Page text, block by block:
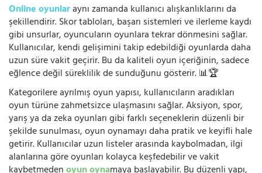
Online oyunlaraynı zamanda kullanıcı alışkanlıklarını da
şekillendirir. Skor tabloları, başarı sistemleri ve ilerleme kaydı
gibi unsurlar, oyuncuların oyunlara tekrar dönmesini sağlar.
Kullanıcılar, kendi gelişimini takip edebildiği oyunlarda daha
uzun süre vakit geçirir. Bu da kaliteli oyun içeriğinin, sadece
eğlence değil süreklilik de sunduğunu gösterir. 📊🏆
Kategorilere ayrılmış oyun yapısı, kullanıcıların aradıkları
oyun türüne zahmetsizce ulaşmasını sağlar. Aksiyon, spor,
yarış ya da zeka oyunları gibi farklı seçeneklerin düzenli bir
şekilde sunulması, oyun oynamayı daha pratik ve keyifli hale
getirir. Kullanıcılar uzun listeler arasında kaybolmadan, ilgi
alanlarına göre oyunları kolayca keşfedebilir ve vakit